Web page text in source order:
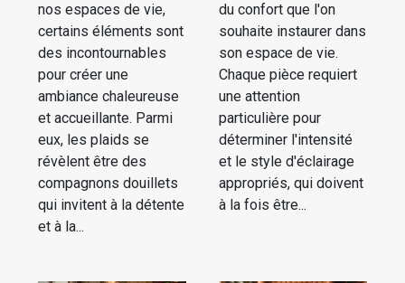
nos espaces de vie,
certains éléments sont
des incontournables
pour créer une
ambiance chaleureuse
et accueillante. Parmi
eux, les plaids se
révèlent être des
compagnons douillets
qui invitent à la détente
et à la...
du confort que l'on
souhaite instaurer dans
son espace de vie.
Chaque pièce requiert
une attention
particulière pour
déterminer l'intensité
et le style d'éclairage
appropriés, qui doivent
à la fois être...